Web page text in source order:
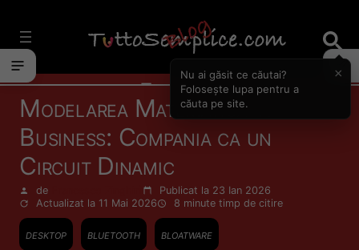
contenuto
Formare
Modelarea Matematică în
Business: Compania ca un
Circuit Dinamic
de
Publicat la 23 Ian 2026
Actualizat la 11 Mai 2026
8 minute timp de citire
desktop bluetooth bloatware
Nu ai găsit ce căutai?
Folosește lupa pentru a
căuta pe site.
×